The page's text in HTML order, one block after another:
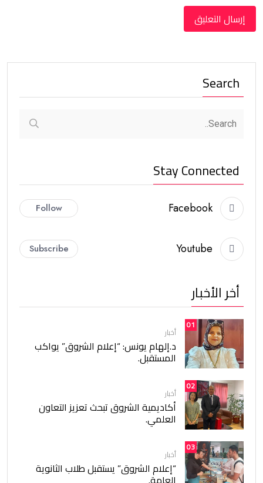
Search
Stay Connected
Facebook
Follow
Youtube
Subscribe
أخر الأخبار
01
أخبار
د.إلهام يونس: “إعلام الشروق” يواكب
المستقبل.
02
أخبار
أكاديمية الشروق تبحث تعزيز التعاون
العلمي.
03
أخبار
“إعلام الشروق” يستقبل طلاب الثانوية